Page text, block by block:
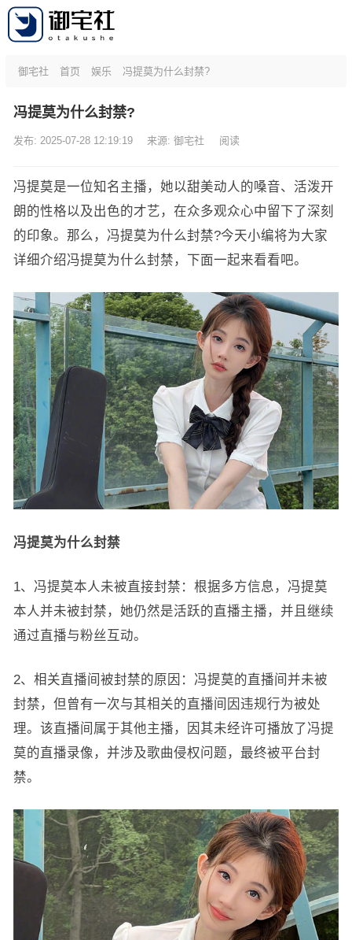
御宅社 首页 娱乐 冯提莫为什么封禁?
冯提莫为什么封禁?
发布: 2025-07-28 12:19:19 来源: 御宅社 阅读
冯提莫是一位知名主播，她以甜美动人的嗓音、活泼开
朗的性格以及出色的才艺，在众多观众心中留下了深刻
的印象。那么，冯提莫为什么封禁?今天小编将为大家
详细介绍冯提莫为什么封禁，下面一起来看看吧。
冯提莫为什么封禁
1、冯提莫本人未被直接封禁：根据多方信息，冯提莫
本人并未被封禁，她仍然是活跃的直播主播，并且继续
通过直播与粉丝互动。
2、相关直播间被封禁的原因：冯提莫的直播间并未被
封禁，但曾有一次与其相关的直播间因违规行为被处
理。该直播间属于其他主播，因其未经许可播放了冯提
莫的直播录像，并涉及歌曲侵权问题，最终被平台封
禁。